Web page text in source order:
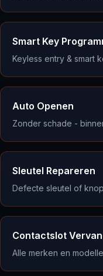
Smart Key
Keyless entry & smart
Auto Openen
Zonder schade -
Sleutel Repareren
Defecte sleutel of
Contactslot
Alle merken en